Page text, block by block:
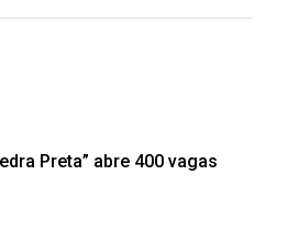
Preta” abre 400 vagas